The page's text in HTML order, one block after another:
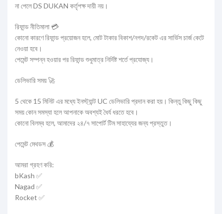
না পেলে DS DUKAN কর্তৃপক্ষ দায়ী নয়।
রিফান্ড নীতিমালা 💳
কোনো কারণে রিফান্ড প্রয়োজন হলে, মোট টাকার বিকাশ/নগদ/রকেট এর সার্ভিস চার্জ কেটে
নেওয়া হবে।
পেমেন্ট সম্পন্ন হওয়ার পর রিফান্ড শুধুমাত্র নির্দিষ্ট শর্তে প্রযোজ্য।
ডেলিভারি সময় 🚀
5 থেকে 15 মিনিট এর মধ্যে ইনস্ট্যান্ট UC ডেলিভারি প্রদান করা হয়। কিন্তু কিছু কিছু
সময় কোন সমস্যা হলে আপনাকে অবশ্যই ধৈর্য ধরতে হবে।
কোনো বিলম্ব হলে, আমাদের ২৪/৭ সাপোর্ট টিম সাহায্যের জন্য প্রস্তুত।
পেমেন্ট মেথডস 💰
আমরা গ্রহণ করি:
bKash ✅
Nagad ✅
Rocket ✅